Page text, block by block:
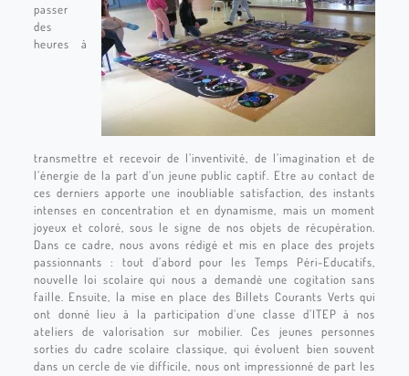
passer
des
heures à
transmettre et recevoir de l’inventivité, de l’imagination et de
l’énergie de la part d’un jeune public captif. Etre au contact de
ces derniers apporte une inoubliable satisfaction, des instants
intenses en concentration et en dynamisme, mais un moment
joyeux et coloré, sous le signe de nos objets de récupération.
Dans ce cadre, nous avons rédigé et mis en place des projets
passionnants : tout d’abord pour les Temps Péri-Educatifs,
nouvelle loi scolaire qui nous a demandé une cogitation sans
faille. Ensuite, la mise en place des Billets Courants Verts qui
ont donné lieu à la participation d’une classe d’ITEP à nos
ateliers de valorisation sur mobilier. Ces jeunes personnes
sorties du cadre scolaire classique, qui évoluent bien souvent
dans un cercle de vie difficile, nous ont impressionné de part les